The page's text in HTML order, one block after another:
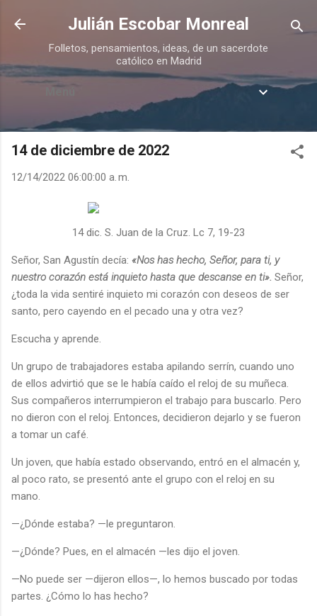
Ir al contenido principal
Julián Escobar Monreal
Folletos, pensamientos, ideas, de un sacerdote
católico en Madrid
Menú
14 de diciembre de 2022
12/14/2022 06:00:00 a. m.
14 dic. S. Juan de la Cruz. Lc 7, 19-23
Señor, San Agustín decía: «Nos has hecho, Señor, para ti, y
nuestro corazón está inquieto hasta que descanse en ti». Señor,
¿toda la vida sentiré inquieto mi corazón con deseos de ser
santo, pero cayendo en el pecado una y otra vez?
Escucha y aprende.
Un grupo de trabajadores estaba apilando serrín, cuando uno
de ellos advirtió que se le había caído el reloj de su muñeca.
Sus compañeros interrumpieron el trabajo para buscarlo. Pero
no dieron con el reloj. Entonces, decidieron dejarlo y se fueron
a tomar un café.
Un joven, que había estado observando, entró en el almacén y,
al poco rato, se presentó ante el grupo con el reloj en su
mano.
—¿Dónde estaba? —le preguntaron.
—¿Dónde? Pues, en el almacén —les dijo el joven.
—No puede ser —dijeron ellos—, lo hemos buscado por todas
partes. ¿Cómo lo has hecho?